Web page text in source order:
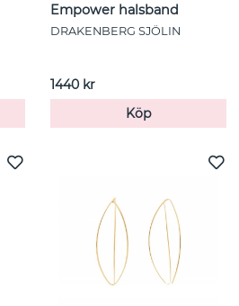
Empower halsband
DRAKENBERG SJÖLIN
1440 kr
Köp